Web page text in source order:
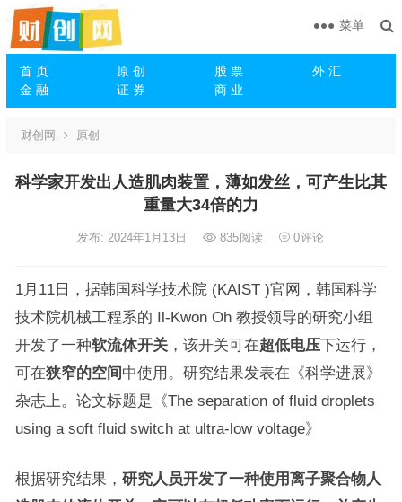
首 页 原 创 股 票
外 汇
金 融
证 券 商 业
菜单
财创网 原创
科学家开发出人造肌肉装置，薄如发丝，可产生比其
重量大34倍的力
发布: 2024年1月13日 835阅读 0评论
1月11日，据韩国科学技术院 (KAIST )官网，韩国科学
技术院机械工程系的 Il-Kwon Oh 教授领导的研究小组
开发了一种软流体开关，该开关可在超低电压下运行，
可在狭窄的空间中使用。研究结果发表在《科学进展》
杂志上。论文标题是《The separation of fluid droplets
using a soft fluid switch at ultra-low voltage》
根据研究结果， 研究人员开发了一种使用离子聚合物人